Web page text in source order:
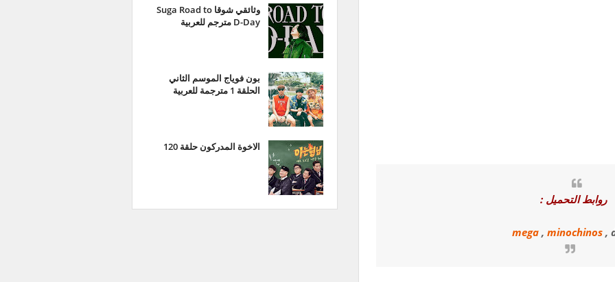
روابط التحميل :
mega , minochinos ,
وثائقي شوقا Suga Road to
D-Day مترجم للعربية
بون فوياج الموسم الثاني
الحلقة 1 مترجمة للعربية
الاخوة المدركون حلقة 120